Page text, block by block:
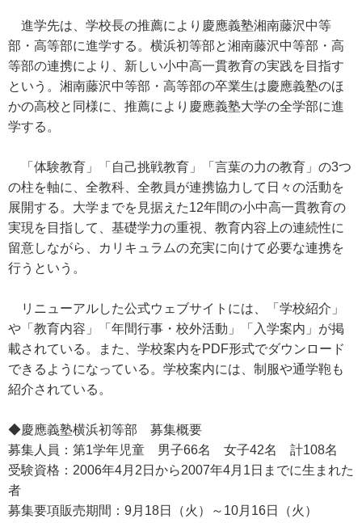
進学先は、学校長の推薦により慶應義塾湘南藤沢中等
部・高等部に進学する。横浜初等部と湘南藤沢中等部・高
等部の連携により、新しい小中高一貫教育の実践を目指す
という。湘南藤沢中等部・高等部の卒業生は慶應義塾のほ
かの高校と同様に、推薦により慶應義塾大学の全学部に進
学する。
「体験教育」「自己挑戦教育」「言葉の力の教育」の3つ
の柱を軸に、全教科、全教員が連携協力して日々の活動を
展開する。大学までを見据えた12年間の小中高一貫教育の
実現を目指して、基礎学力の重視、教育内容上の連続性に
留意しながら、カリキュラムの充実に向けて必要な連携を
行うという。
リニューアルした公式ウェブサイトには、「学校紹介」
や「教育内容」「年間行事・校外活動」「入学案内」が掲
載されている。また、学校案内をPDF形式でダウンロード
できるようになっている。学校案内には、制服や通学鞄も
紹介されている。
◆慶應義塾横浜初等部 募集概要
募集人員：第1学年児童 男子66名 女子42名 計108名
受験資格：2006年4月2日から2007年4月1日までに生まれた
者
募集要項販売期間：9月18日（火）～10月16日（火）